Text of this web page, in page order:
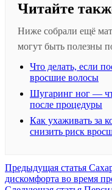
Читайте
Ниже собрали ещё
могут быть полезны
Что делать, если
вросшие волосы
Шугаринг ног —
после процедуры
Как ухаживать за
снизить риск
Предыдущая статья
дискомфорта во время